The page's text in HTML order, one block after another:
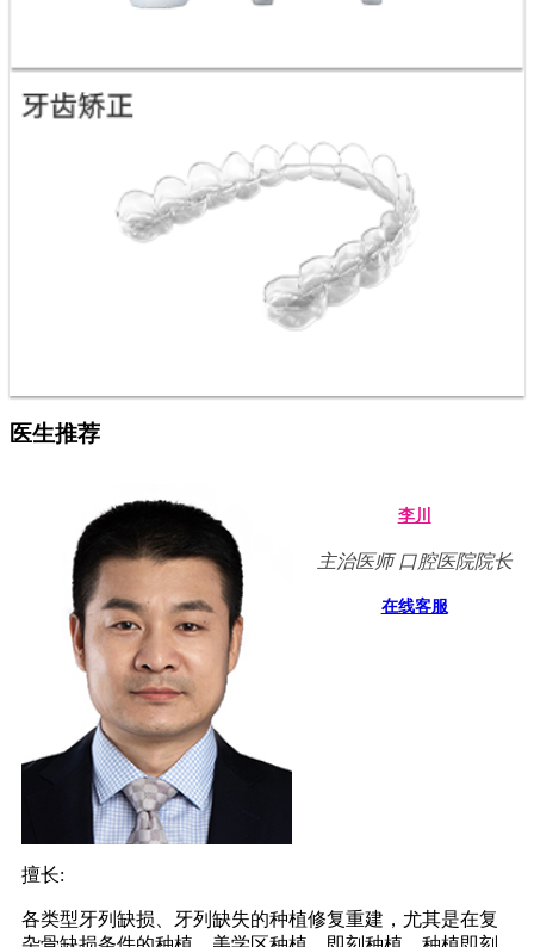
医生推荐
李川
主治医师 口腔医院院长
在线客服
擅长:
各类型牙列缺损、牙列缺失的种植修复重建，尤其是在复